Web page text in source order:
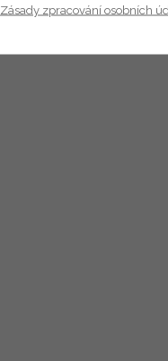
Zásady zpracování osobních